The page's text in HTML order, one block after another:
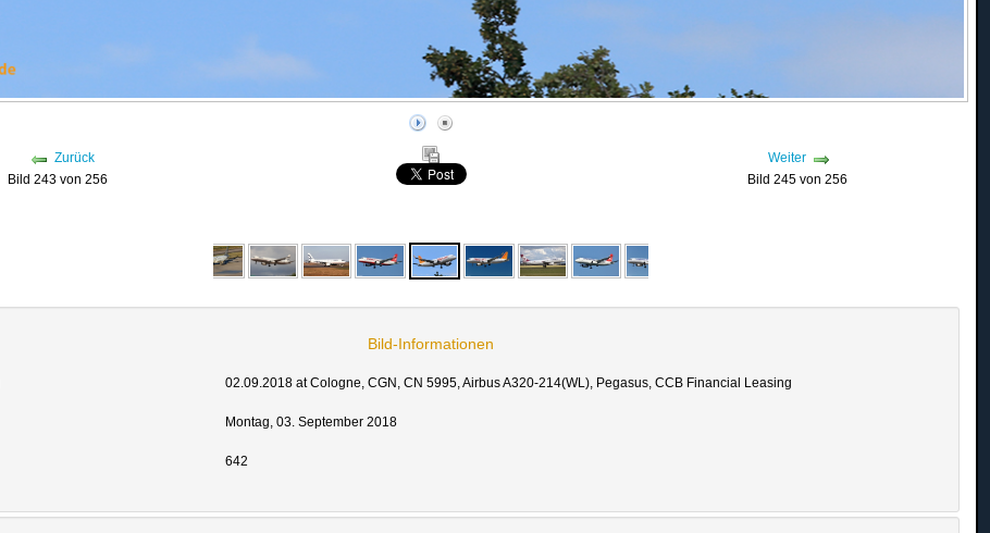
Zurück
Bild 243 von 256
Weiter
Bild 245 von 256
Bild-Informationen
02.09.2018 at Cologne, CGN, CN 5995, Airbus A320-214(WL), Pegasus, CCB Financial Leasing
Montag, 03. September 2018
642